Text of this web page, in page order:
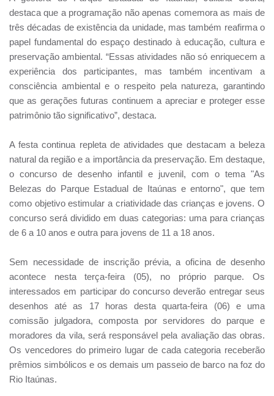
destaca que a programação não apenas comemora as mais de
três décadas de existência da unidade, mas também reafirma o
papel fundamental do espaço destinado à educação, cultura e
preservação ambiental. “Essas atividades não só enriquecem a
experiência dos participantes, mas também incentivam a
consciência ambiental e o respeito pela natureza, garantindo
que as gerações futuras continuem a apreciar e proteger esse
patrimônio tão significativo”, destaca.
A festa continua repleta de atividades que destacam a beleza
natural da região e a importância da preservação. Em destaque,
o concurso de desenho infantil e juvenil, com o tema "As
Belezas do Parque Estadual de Itaúnas e entorno", que tem
como objetivo estimular a criatividade das crianças e jovens. O
concurso será dividido em duas categorias: uma para crianças
de 6 a 10 anos e outra para jovens de 11 a 18 anos.
Sem necessidade de inscrição prévia, a oficina de desenho
acontece nesta terça-feira (05), no próprio parque. Os
interessados em participar do concurso deverão entregar seus
desenhos até as 17 horas desta quarta-feira (06) e uma
comissão julgadora, composta por servidores do parque e
moradores da vila, será responsável pela avaliação das obras.
Os vencedores do primeiro lugar de cada categoria receberão
prêmios simbólicos e os demais um passeio de barco na foz do
Rio Itaúnas.